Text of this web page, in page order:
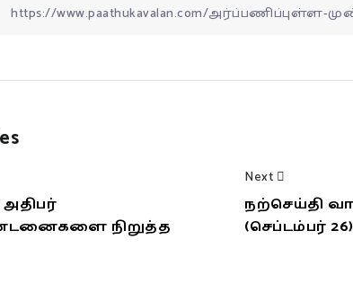
நிறுத்த
Next
நற்செய்தி
(செப்டம்பர் 26)